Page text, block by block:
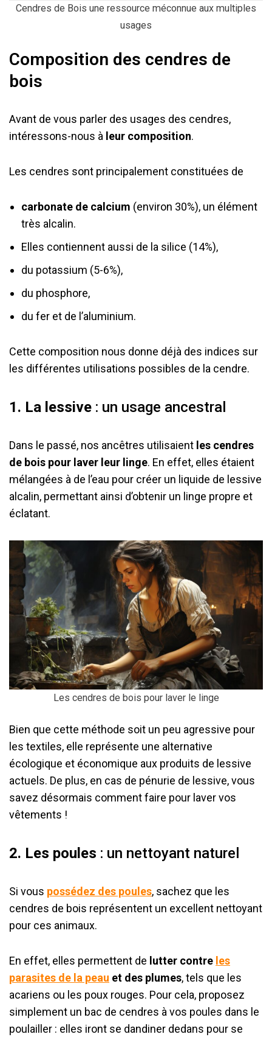
Cendres de Bois une ressource méconnue aux multiples
usages
Composition des cendres de
bois
Avant de vous parler des usages des cendres,
intéressons-nous à leur composition.
Les cendres sont principalement constituées de
carbonate de calcium (environ 30%), un élément
très alcalin.
Elles contiennent aussi de la silice (14%),
du potassium (5-6%),
du phosphore,
du fer et de l’aluminium.
Cette composition nous donne déjà des indices sur
les différentes utilisations possibles de la cendre.
1. La lessive : un usage ancestral
Dans le passé, nos ancêtres utilisaient les cendres
de bois pour laver leur linge. En effet, elles étaient
mélangées à de l’eau pour créer un liquide de lessive
alcalin, permettant ainsi d’obtenir un linge propre et
éclatant.
Les cendres de bois pour laver le linge
Bien que cette méthode soit un peu agressive pour
les textiles, elle représente une alternative
écologique et économique aux produits de lessive
actuels. De plus, en cas de pénurie de lessive, vous
savez désormais comment faire pour laver vos
vêtements !
2. Les poules : un nettoyant naturel
Si vous possédez des poules, sachez que les
cendres de bois représentent un excellent nettoyant
pour ces animaux.
En effet, elles permettent de lutter contre les
parasites de la peau et des plumes, tels que les
acariens ou les poux rouges. Pour cela, proposez
simplement un bac de cendres à vos poules dans le
poulailler : elles iront se dandiner dedans pour se